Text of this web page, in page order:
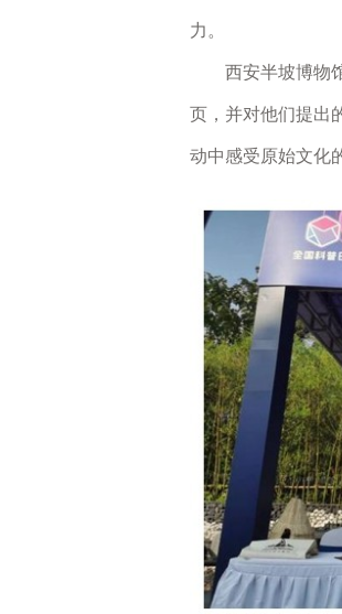
力。
西安半坡博物馆
页，并对他们提出
动中感受原始文化